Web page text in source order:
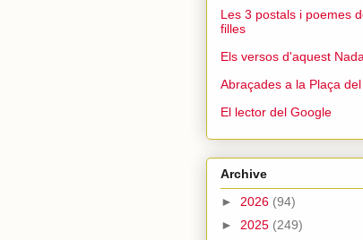
Les 3 postals i poemes
filles
Els versos d'aquest
Abraçades a la Plaça
El lector del Google
Archive
► 2026 (94)
► 2025 (249)